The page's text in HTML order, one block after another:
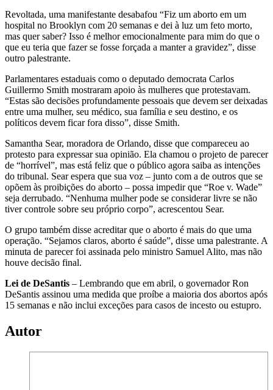
Revoltada, uma manifestante desabafou “Fiz um aborto em um
hospital no Brooklyn com 20 semanas e dei à luz um feto morto,
mas quer saber? Isso é melhor emocionalmente para mim do que o
que eu teria que fazer se fosse forçada a manter a gravidez”, disse
outro palestrante.
Parlamentares estaduais como o deputado democrata Carlos
Guillermo Smith mostraram apoio às mulheres que protestavam.
“Estas são decisões profundamente pessoais que devem ser deixadas
entre uma mulher, seu médico, sua família e seu destino, e os
políticos devem ficar fora disso”, disse Smith.
Samantha Sear, moradora de Orlando, disse que compareceu ao
protesto para expressar sua opinião. Ela chamou o projeto de parecer
de “horrível”, mas está feliz que o público agora saiba as intenções
do tribunal. Sear espera que sua voz – junto com a de outros que se
opõem às proibições do aborto – possa impedir que “Roe v. Wade”
seja derrubado. “Nenhuma mulher pode se considerar livre se não
tiver controle sobre seu próprio corpo”, acrescentou Sear.
O grupo também disse acreditar que o aborto é mais do que uma
operação. “Sejamos claros, aborto é saúde”, disse uma palestrante. A
minuta de parecer foi assinada pelo ministro Samuel Alito, mas não
houve decisão final.
Lei de DeSantis – Lembrando que em abril, o governador Ron
DeSantis assinou uma medida que proíbe a maioria dos abortos após
15 semanas e não inclui exceções para casos de incesto ou estupro.
Autor